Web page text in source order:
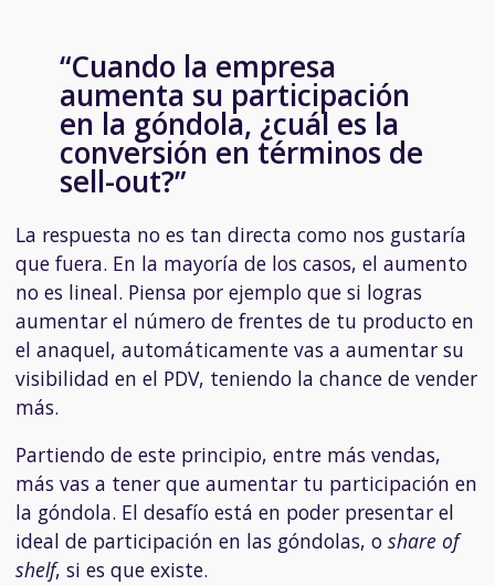
“Cuando la empresa
aumenta su participación
en la góndola, ¿cuál es la
conversión en términos de
sell-out?”
La respuesta no es tan directa como nos gustaría
que fuera. En la mayoría de los casos, el aumento
no es lineal. Piensa por ejemplo que si logras
aumentar el número de frentes de tu producto en
el anaquel, automáticamente vas a aumentar su
visibilidad en el PDV, teniendo la chance de vender
más.
Partiendo de este principio, entre más vendas,
más vas a tener que aumentar tu participación en
la góndola. El desafío está en poder presentar el
ideal de participación en las góndolas, o share of
shelf, si es que existe.